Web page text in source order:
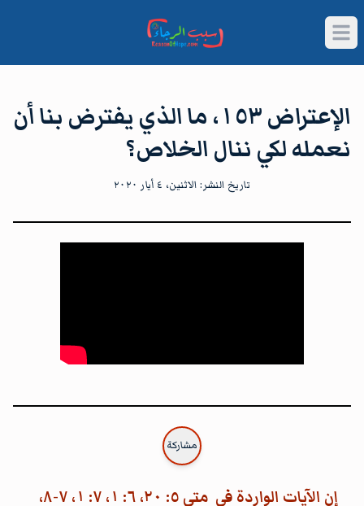
Open main menu
الإعتراض ١٥٣، ما الذي يفترض بنا أن
نعمله لكي ننال الخلاص؟
تاريخ النشر: الاثنين، ٤ أيار ٢٠٢٠
مشاركة
إن الآيات الواردة في متى ٥: ٢٠، ٦: ١، ٧: ١، ٧-٨،